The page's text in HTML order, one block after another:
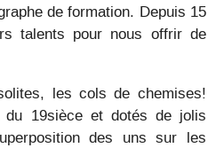
de formation. Depuis 15
talents pour nous offrir de
les cols de chemises!
19sièce et dotés de jolis
des uns sur les